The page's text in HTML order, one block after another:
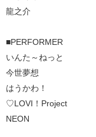
龍之介
■PERFORMER
いんた～ねっと
今世夢想
はうかわ！
♡LOVI！Project
NEON